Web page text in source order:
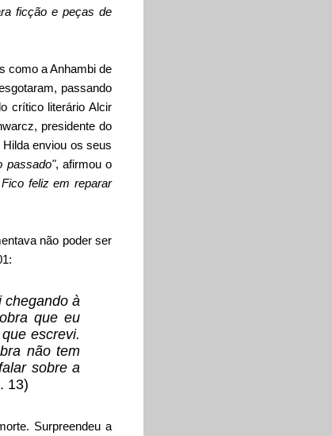
ficção e peças de
como a Anhambi de
passando
crítico literário Alcir
presidente do
enviou os seus
passado", afirmou o
feliz em reparar
não poder ser
chegando à
que eu
escrevi.
não tem
sobre a
13)
Surpreendeu a